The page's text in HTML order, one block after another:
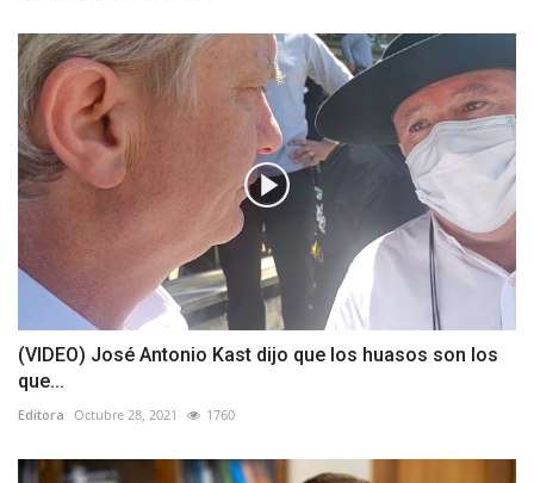
(VIDEO) José Antonio Kast dijo que los huasos son los
que...
Editora Octubre 28, 2021 1760